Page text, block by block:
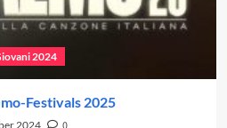
2024
Festivals 2025
2024